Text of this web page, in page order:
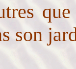
son